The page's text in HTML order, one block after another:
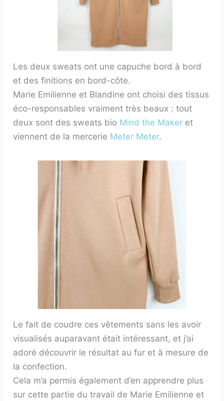
Les deux sweats ont une capuche bord à bord
et des finitions en bord-côte.
Marie Emilienne et Blandine ont choisi des tissus
éco-responsables vraiment très beaux : tout
deux sont des sweats bio Mind the Maker et
viennent de la mercerie Meter Meter.
Le fait de coudre ces vêtements sans les avoir
visualisés auparavant était intéressant, et j’ai
adoré découvrir le résultat au fur et à mesure de
la confection.
Cela m’a permis également d’en apprendre plus
sur cette partie du travail de Marie Emilienne et